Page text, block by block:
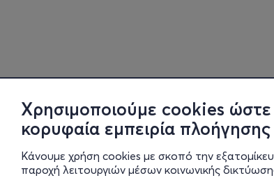
Χρησιμοποιούμε cookies
κορυφαία εμπειρία
Κάνουμε χρήση cookies με σκοπό την
παροχή λειτουργιών μέσων κοινωνικής